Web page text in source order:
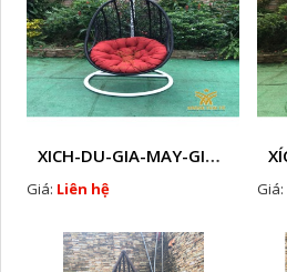
XICH-DU-GIA-MAY-GIA-RE-HTT-XDW21
Giá: Liên hệ Giá: